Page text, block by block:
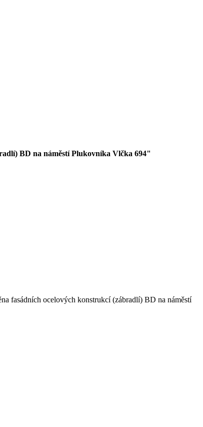
BD na náměstí Plukovníka Vlčka 694"
fasádních ocelových konstrukcí (zábradlí) BD na náměstí